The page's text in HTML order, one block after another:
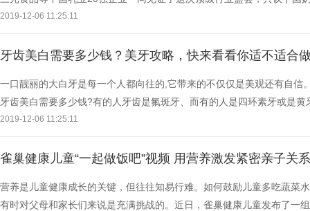
副总经理、乳业事业部总经理、三元食品党委书记、董事长常
2019-12-06 11:25:11
牙齿美白需要多少钱？美牙攻略，快来看看你适不适合
一口靓丽的大白牙是每一个人都向往的,它带来的不仅仅是美观还有自信
牙齿美白需要多少钱?有的人牙齿是氟斑牙、而有的人是四环素牙或是
况,需要全瓷贴片的方案不同,价格自然也会有所不同。 (微
2019-12-06 11:25:11
雀巢健康儿童“一起做饭吧”视频 用营养激发紧密亲子关系
营养是儿童健康成长的关键，但往往知易行难。如何鼓励儿童多吃蔬菜
有时对父母和家长们来说是充满挑战的。近日，雀巢健康儿童发布了一